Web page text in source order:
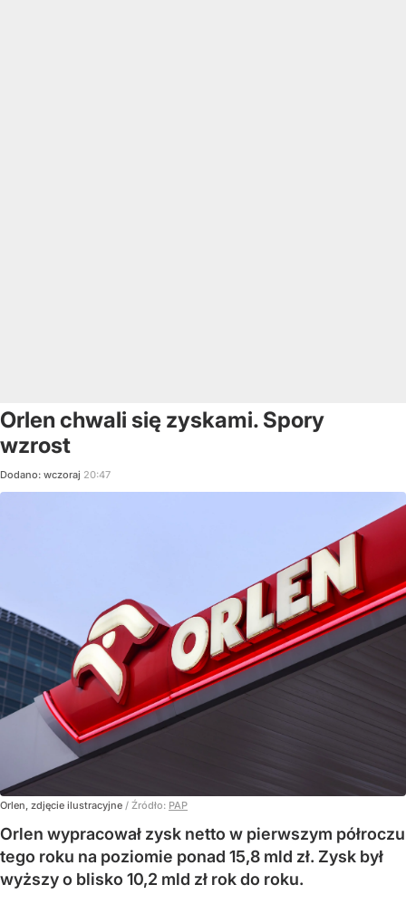
Orlen chwali się zyskami. Spory
wzrost
Dodano: wczoraj 20:47
Orlen, zdjęcie ilustracyjne / Źródło: PAP
Orlen wypracował zysk netto w pierwszym półroczu
tego roku na poziomie ponad 15,8 mld zł. Zysk był
wyższy o blisko 10,2 mld zł rok do roku.